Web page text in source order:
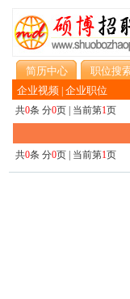
简历中心 职位搜
企业视频 企业职位
共0条 分0页 | 当前第1页
共0条 分0页 | 当前第1页